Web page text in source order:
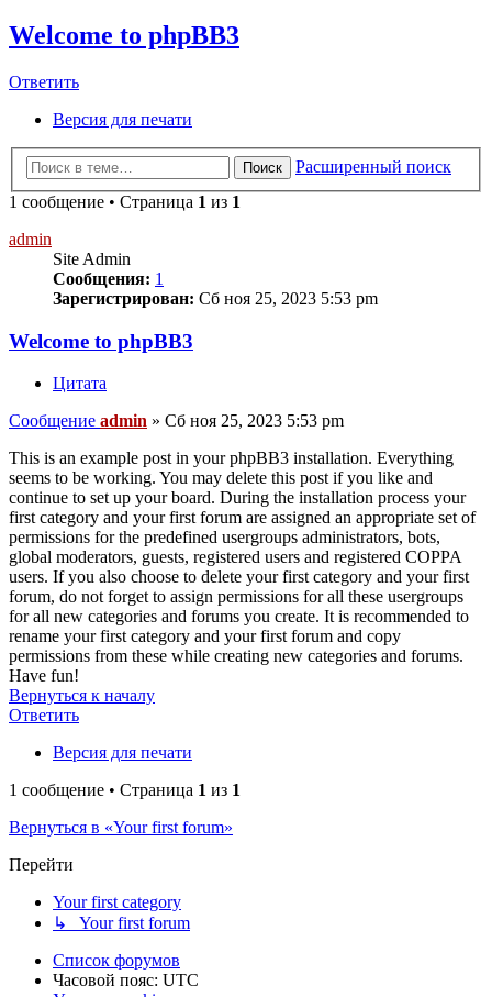
Welcome to phpBB3
Ответить
Версия для печати
Поиск
Расширенный поиск
1 сообщение • Страница 1 из 1
admin
Site Admin
Сообщения: 1
Зарегистрирован: Сб ноя 25, 2023 5:53 pm
Welcome to phpBB3
Цитата
Сообщение admin » Сб ноя 25, 2023 5:53 pm
This is an example post in your phpBB3 installation. Everything
seems to be working. You may delete this post if you like and
continue to set up your board. During the installation process your
first category and your first forum are assigned an appropriate set of
permissions for the predefined usergroups administrators, bots,
global moderators, guests, registered users and registered COPPA
users. If you also choose to delete your first category and your first
forum, do not forget to assign permissions for all these usergroups
for all new categories and forums you create. It is recommended to
rename your first category and your first forum and copy
permissions from these while creating new categories and forums.
Have fun!
Вернуться к началу
Ответить
Версия для печати
1 сообщение • Страница 1 из 1
Вернуться в «Your first forum»
Перейти
Your first category
↳ Your first forum
Список форумов
Часовой пояс: UTC